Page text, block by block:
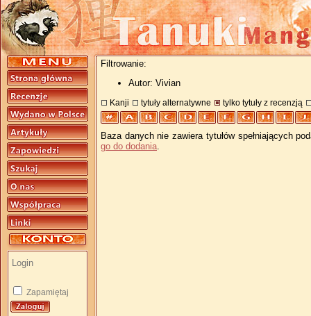
Zapamiętaj
Filtrowanie:
Autor: Vivian
Kanji tytuły alternatywne tylko tytuły z recenzją
Baza danych nie zawiera tytułów spełniających
go do dodania.